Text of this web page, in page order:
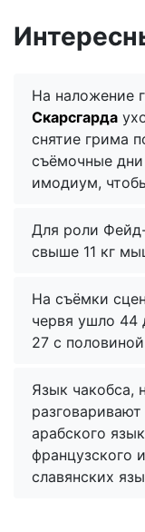
На наложение
Скарсгарда
снятие грима
съёмочные
имодиум,
Для роли
свыше 11 кг
На съёмки
червя ушло 44
27 с
Язык чакобса,
арабского
французского
славянских